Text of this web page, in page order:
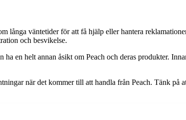
långa väntetider för att få hjälp eller hantera
och besvikelse.
en helt annan åsikt om Peach och deras produkter.
när det kommer till att handla från Peach. Tänk på